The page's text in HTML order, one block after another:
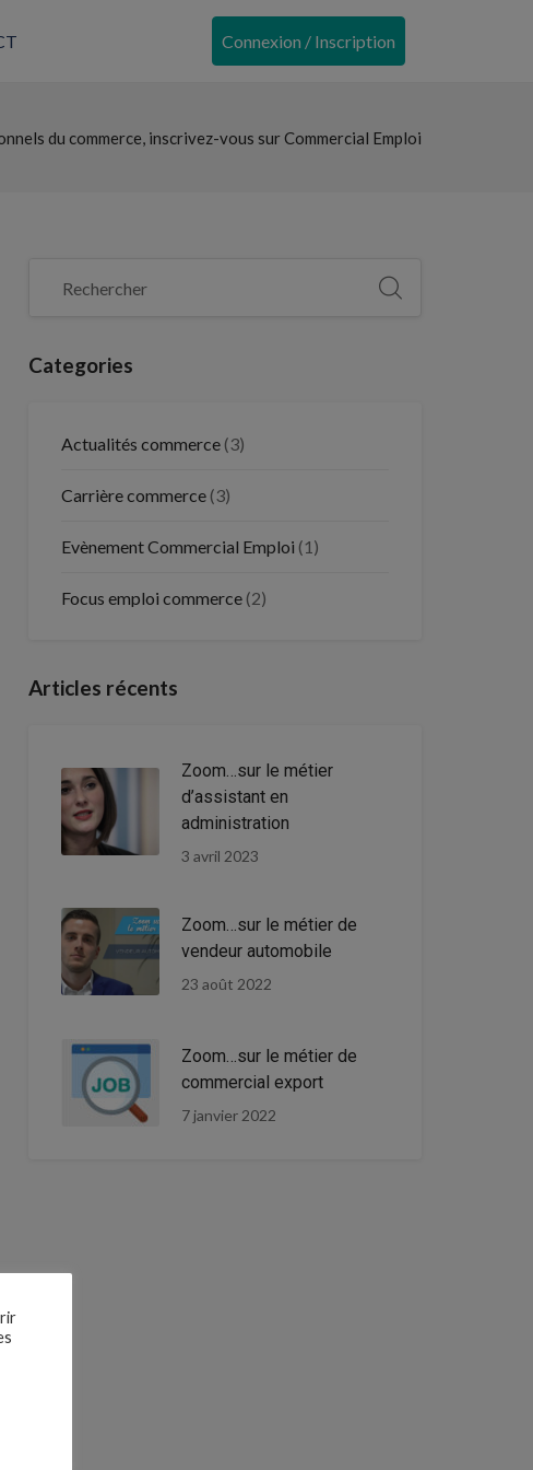
Connexion / Inscription
du commerce, inscrivez-vous sur Commercial Emploi
Categories
Actualités commerce (3)
Carrière commerce (3)
Evènement Commercial Emploi (1)
Focus emploi commerce (2)
Articles récents
Zoom…sur le métier
d’assistant en
administration
3 avril 2023
Zoom…sur le métier de
vendeur automobile
23 août 2022
Zoom…sur le métier de
commercial export
7 janvier 2022